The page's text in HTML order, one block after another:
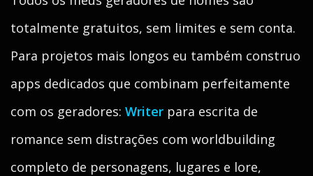
totalmente gratuitos, sem limites e sem conta.
Para projetos mais longos eu também construo
apps dedicados que combinam perfeitamente
com os geradores: Writer para escrita de
romance sem distrações com worldbuilding
completo de personagens, lugares e lore,